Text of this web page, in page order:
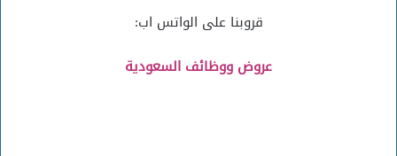
قروبنا على الواتس اب:
عروض ووظائف السعودية